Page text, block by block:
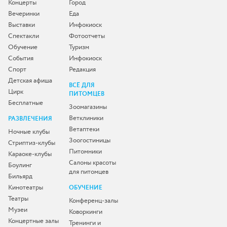
Концерты
Вечеринки
Выставки
Спектакли
Обучение
События
Спорт
Детская афиша
Цирк
Бесплатные
РАЗВЛЕЧЕНИЯ
Ночные клубы
Стриптиз-клубы
Караоке-клубы
Боулинг
Бильярд
Кинотеатры
Театры
Музеи
Концертные залы
Город
Еда
Инфокиоск
Фотоотчеты
Туризм
Инфокиоск
Редакция
ВСЁ ДЛЯ
ПИТОМЦЕВ
Зоомагазины
Ветклиники
Ветаптеки
Зоогостиницы
Питомники
Салоны красоты
для питомцев
ОБУЧЕНИЕ
Конференц-залы
Коворкинги
Тренинги и